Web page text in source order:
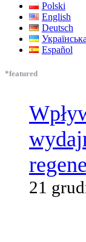
Polski
English
Deutsch
Українська
Español
*featured
21